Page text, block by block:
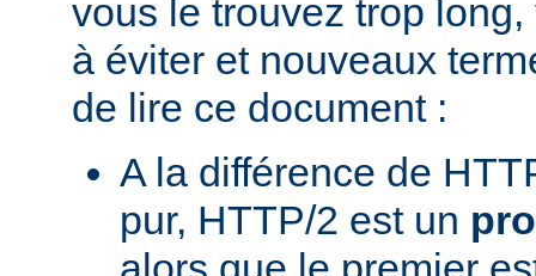
vous le trouvez trop
à éviter et nouveaux
de lire ce document :
A la différence de
pur, HTTP/2 est un